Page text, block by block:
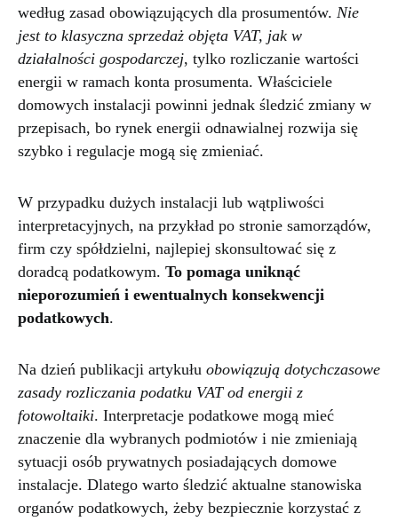
według zasad obowiązujących dla prosumentów. Nie
jest to klasyczna sprzedaż objęta VAT, jak w
działalności gospodarczej, tylko rozliczanie wartości
energii w ramach konta prosumenta. Właściciele
domowych instalacji powinni jednak śledzić zmiany w
przepisach, bo rynek energii odnawialnej rozwija się
szybko i regulacje mogą się zmieniać.
W przypadku dużych instalacji lub wątpliwości
interpretacyjnych, na przykład po stronie samorządów,
firm czy spółdzielni, najlepiej skonsultować się z
doradcą podatkowym. To pomaga uniknąć
nieporozumień i ewentualnych konsekwencji
podatkowych.
Na dzień publikacji artykułu obowiązują dotychczasowe
zasady rozliczania podatku VAT od energii z
fotowoltaiki. Interpretacje podatkowe mogą mieć
znaczenie dla wybranych podmiotów i nie zmieniają
sytuacji osób prywatnych posiadających domowe
instalacje. Dlatego warto śledzić aktualne stanowiska
organów podatkowych, żeby bezpiecznie korzystać z